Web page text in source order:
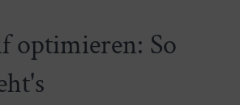
optimieren: So